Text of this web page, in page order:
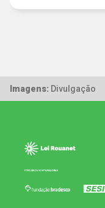
Imagens: Divulgação